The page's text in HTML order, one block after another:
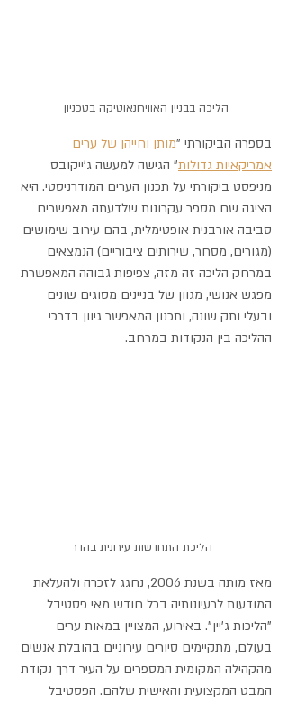
הליכה בבניין האווירונאוטיקה בטכניון
בספרה הביקורתי "מותן וחייהן של ערים
אמריקאיות גדולות" הגישה למעשה ג'ייקובס
מניפסט ביקורתי על תכנון הערים המודרניסטי. היא
הציגה שם מספר עקרונות שלדעתה מאפשרים
סביבה אורבנית אופטימלית, בהם עירוב שימושים
(מגורים, מסחר, שירותים ציבוריים) הנמצאים
במרחק הליכה זה מזה, צפיפות גבוהה המאפשרת
מפגש אנושי, מגוון של בניינים מסוגים שונים
ובעלי ותק שונה, ותכנון המאפשר גיוון בדרכי
ההליכה בין הנקודות במרחב.
מאז מותה בשנת 2006, נחגג לזכרה ולהעלאת
המודעות לרעיונותיה בכל חודש מאי פסטיבל
"הליכות ג'יין". באירוע, המצויין במאות ערים
בעולם, מתקיימים סיורים עירוניים בהובלת אנשים
מהקהילה המקומית המספרים על העיר דרך נקודת
המבט המקצועית והאישית שלהם. הפסטיבל